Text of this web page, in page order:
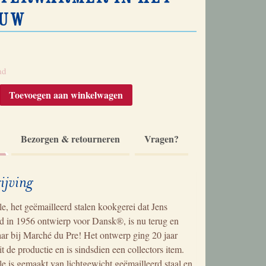
Toevoegen aan winkelwagen
Bezorgen & retourneren Vragen?
het geëmailleerd stalen kookgerei dat Jens
in 1956 ontwierp voor Dansk®, is nu terug en
bij Marché du Pre! Het ontwerp ging 20 jaar
de productie en is sindsdien een collectors item.
is gemaakt van lichtgewicht geëmailleerd staal en